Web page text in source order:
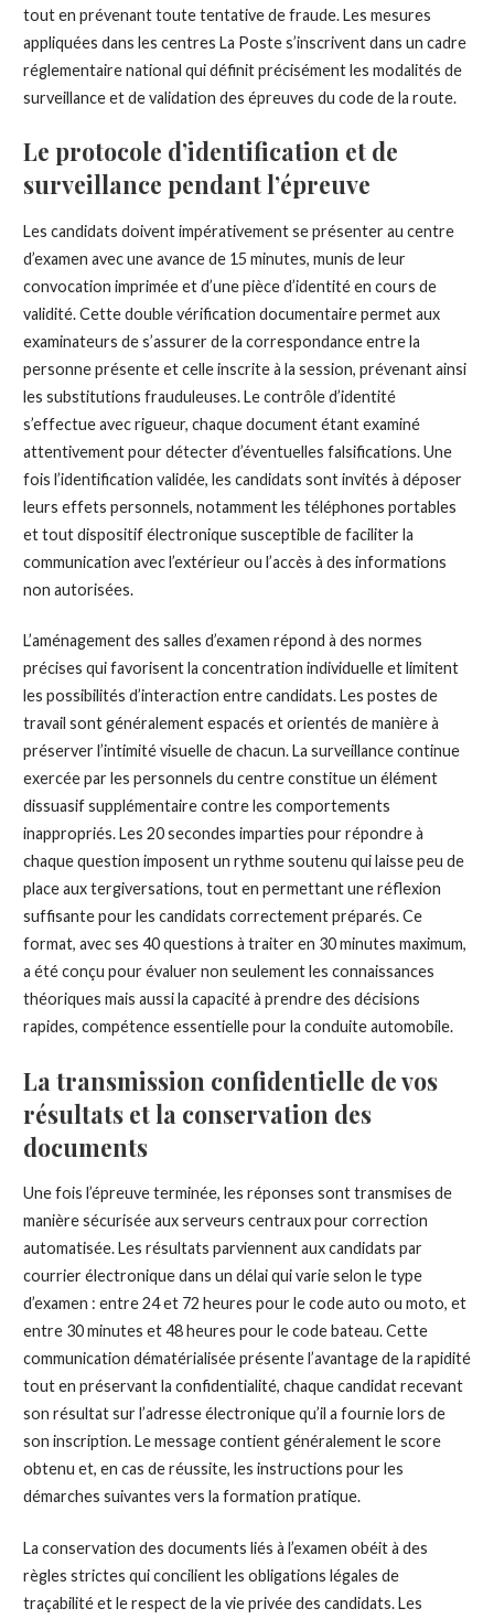
tout en prévenant toute tentative de fraude. Les mesures
appliquées dans les centres La Poste s’inscrivent dans un cadre
réglementaire national qui définit précisément les modalités de
surveillance et de validation des épreuves du code de la route.
Le protocole d’identification et de
surveillance pendant l’épreuve
Les candidats doivent impérativement se présenter au centre
d’examen avec une avance de 15 minutes, munis de leur
convocation imprimée et d’une pièce d’identité en cours de
validité. Cette double vérification documentaire permet aux
examinateurs de s’assurer de la correspondance entre la
personne présente et celle inscrite à la session, prévenant ainsi
les substitutions frauduleuses. Le contrôle d’identité
s’effectue avec rigueur, chaque document étant examiné
attentivement pour détecter d’éventuelles falsifications. Une
fois l’identification validée, les candidats sont invités à déposer
leurs effets personnels, notamment les téléphones portables
et tout dispositif électronique susceptible de faciliter la
communication avec l’extérieur ou l’accès à des informations
non autorisées.
L’aménagement des salles d’examen répond à des normes
précises qui favorisent la concentration individuelle et limitent
les possibilités d’interaction entre candidats. Les postes de
travail sont généralement espacés et orientés de manière à
préserver l’intimité visuelle de chacun. La surveillance continue
exercée par les personnels du centre constitue un élément
dissuasif supplémentaire contre les comportements
inappropriés. Les 20 secondes imparties pour répondre à
chaque question imposent un rythme soutenu qui laisse peu de
place aux tergiversations, tout en permettant une réflexion
suffisante pour les candidats correctement préparés. Ce
format, avec ses 40 questions à traiter en 30 minutes maximum,
a été conçu pour évaluer non seulement les connaissances
théoriques mais aussi la capacité à prendre des décisions
rapides, compétence essentielle pour la conduite automobile.
La transmission confidentielle de vos
résultats et la conservation des
documents
Une fois l’épreuve terminée, les réponses sont transmises de
manière sécurisée aux serveurs centraux pour correction
automatisée. Les résultats parviennent aux candidats par
courrier électronique dans un délai qui varie selon le type
d’examen : entre 24 et 72 heures pour le code auto ou moto, et
entre 30 minutes et 48 heures pour le code bateau. Cette
communication dématérialisée présente l’avantage de la rapidité
tout en préservant la confidentialité, chaque candidat recevant
son résultat sur l’adresse électronique qu’il a fournie lors de
son inscription. Le message contient généralement le score
obtenu et, en cas de réussite, les instructions pour les
démarches suivantes vers la formation pratique.
La conservation des documents liés à l’examen obéit à des
règles strictes qui concilient les obligations légales de
traçabilité et le respect de la vie privée des candidats. Les